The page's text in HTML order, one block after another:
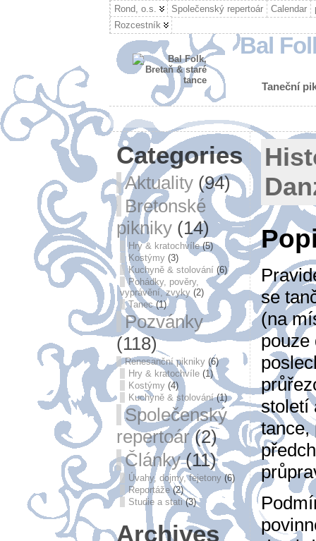
Rond, o.s. Společenský repertoár Calendar
Rozcestník
Bal
Taneční
Categories
Aktuality(94)
Bretonské
pikniky(14)
Hry & kratochvíle(5)
Kostýmy(3)
Kuchyně & stolování(6)
Pohádky, pověry,
vyprávění, zvyky(2)
Tanec(1)
Pozvánky
(118)
Renesanční pikniky(6)
Hry & kratochvíle(1)
Kostýmy(4)
Kuchyně & stolování(1)
Společenský
repertoár(2)
Články(11)
Úvahy, dojmy, fejetony (6)
Reportáže(2)
Studie a stati(3)
Archives
se
(na
pouze
století
tance,